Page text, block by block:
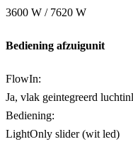
3600 W / 7620 W
Bediening afzuigunit
FlowIn:
Ja, vlak geintegreerd
Bediening:
LightOnly slider (wit led)